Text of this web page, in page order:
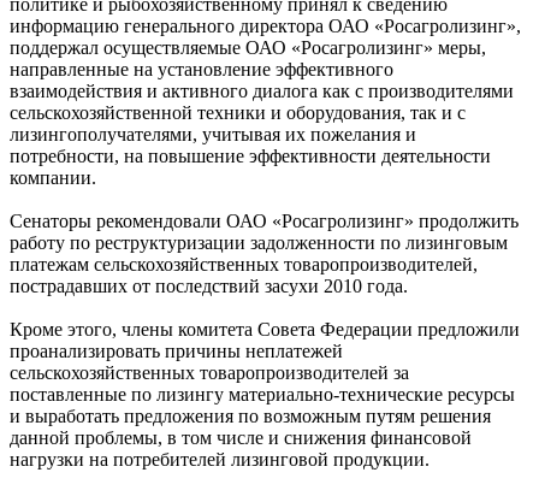
информацию генерального директора ОАО «Росагролизинг»,
поддержал осуществляемые ОАО «Росагролизинг» меры,
направленные на установление эффективного
взаимодействия и активного диалога как с производителями
сельскохозяйственной техники и оборудования, так и с
лизингополучателями, учитывая их пожелания и
потребности, на повышение эффективности деятельности
компании.
Сенаторы рекомендовали ОАО «Росагролизинг» продолжить
работу по реструктуризации задолженности по лизинговым
платежам сельскохозяйственных товаропроизводителей,
пострадавших от последствий засухи 2010 года.
Кроме этого, члены комитета Совета Федерации предложили
проанализировать причины неплатежей
сельскохозяйственных товаропроизводителей за
поставленные по лизингу материально-технические ресурсы
и выработать предложения по возможным путям решения
данной проблемы, в том числе и снижения финансовой
нагрузки на потребителей лизинговой продукции.